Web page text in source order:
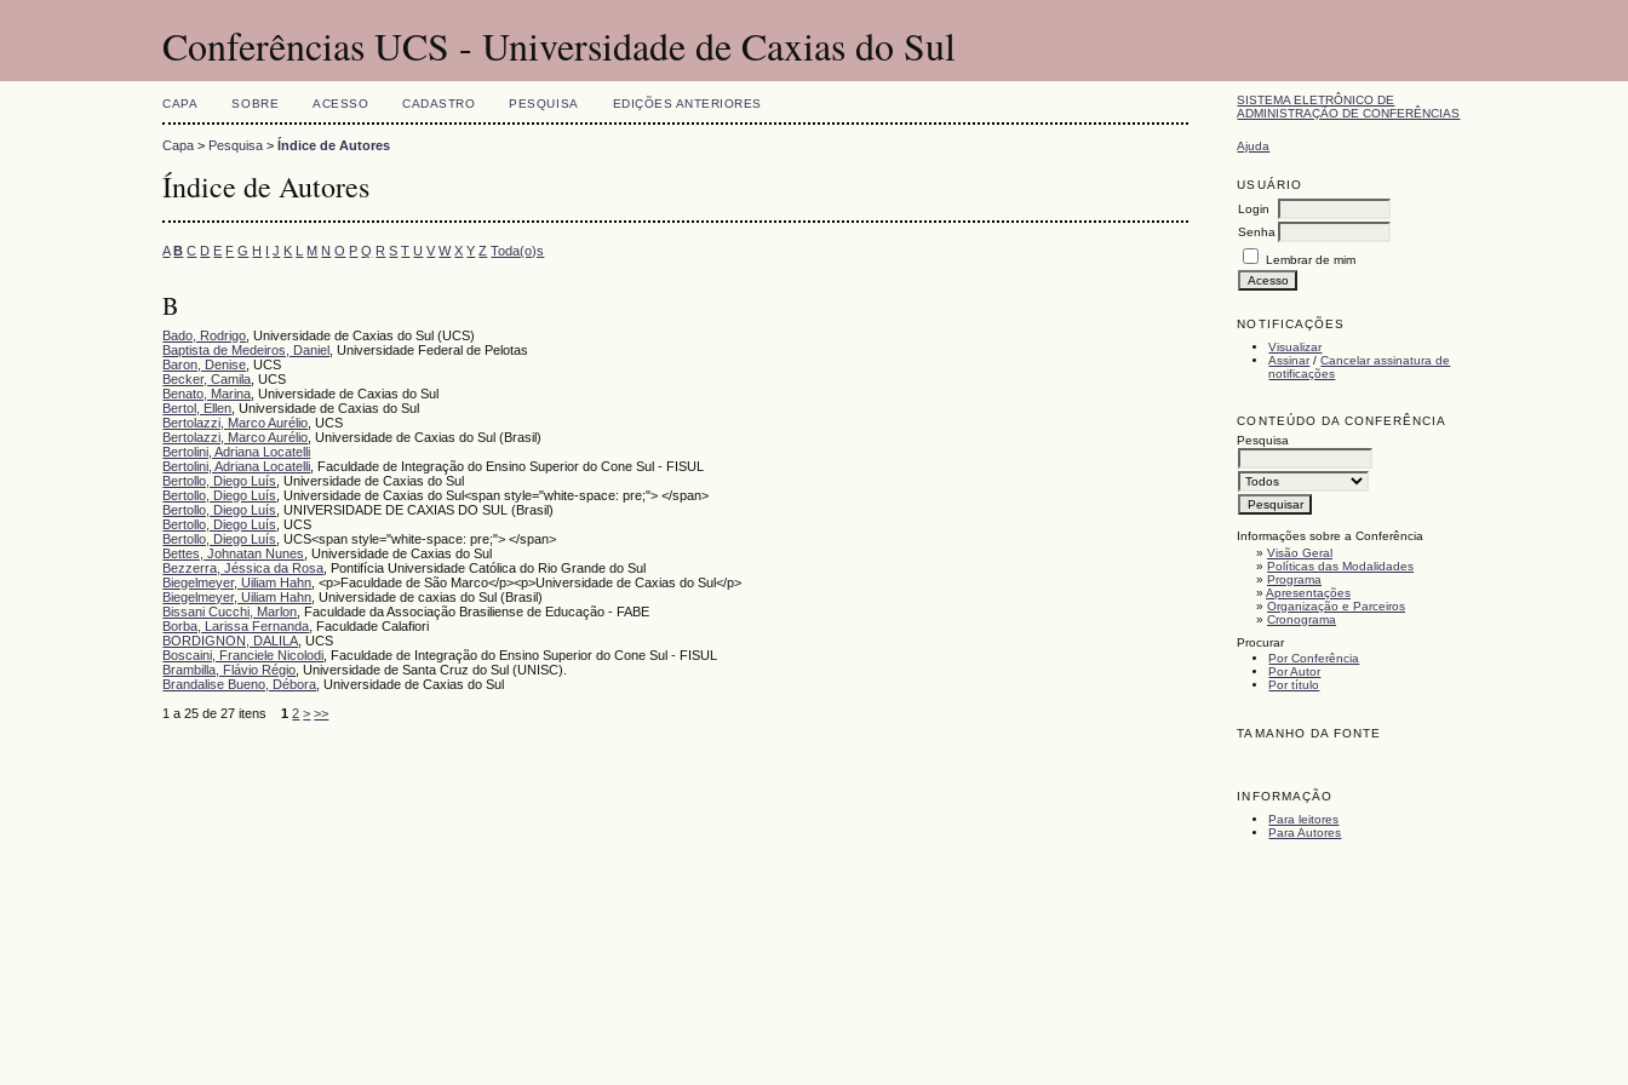
Conferências UCS - Universidade de Caxias do Sul
SISTEMA ELETRÔNICO DE
ADMINISTRAÇÃO DE CONFERÊNCIAS
Ajuda
USUÁRIO
Login
Senha
Lembrar de mim
NOTIFICAÇÕES
Visualizar
Assinar/Cancelar assinatura de
notificações
CONTEÚDO DA CONFERÊNCIA
Pesquisa
Informações sobre a Conferência
»Visão Geral
»Políticas das Modalidades
»Programa
»Apresentações
»Organização e Parceiros
»Cronograma
Procurar
Por Conferência
Por Autor
Por título
TAMANHO DA FONTE
INFORMAÇÃO
Para leitores
Para Autores
CAPA SOBRE ACESSO CADASTRO PESQUISA EDIÇÕES ANTERIORES
Capa > Pesquisa >Índice de Autores
Índice de Autores
A B C D E F G H I J K L M N O P Q R S T U V W X Y Z Toda(o)s
B
Bado, Rodrigo , Universidade de Caxias do Sul (UCS)
Baptista de Medeiros, Daniel
, Universidade Federal de Pelotas
Baron, Denise , UCS
Becker, Camila , UCS
Benato, Marina , Universidade de Caxias do Sul
Bertol, Ellen , Universidade de Caxias do Sul
Bertolazzi, Marco Aurélio , UCS
Bertolazzi, Marco Aurélio , Universidade de Caxias do Sul (Brasil)
Bertolini, Adriana Locatelli
Bertolini, Adriana Locatelli , Faculdade de Integração do Ensino Superior do Cone Sul - FISUL
Bertollo, Diego Luís , Universidade de Caxias do Sul
Bertollo, Diego Luís , Universidade de Caxias do Sul<span style="white-space: pre;"> </span>
Bertollo, Diego Luís , UNIVERSIDADE DE CAXIAS DO SUL (Brasil)
Bertollo, Diego Luís , UCS
Bertollo, Diego Luís , UCS<span style="white-space: pre;"> </span>
Bettes, Johnatan Nunes , Universidade de Caxias do Sul
Bezzerra, Jéssica da Rosa , Pontifícia Universidade Católica do Rio Grande do Sul
Biegelmeyer, Uiliam Hahn , <p>Faculdade de São Marco</p><p>Universidade de Caxias do Sul</p>
Biegelmeyer, Uiliam Hahn , Universidade de caxias do Sul (Brasil)
Bissani Cucchi, Marlon , Faculdade da Associação Brasiliense de Educação - FABE
Borba, Larissa Fernanda , Faculdade Calafiori
BORDIGNON, DALILA , UCS
Boscaini, Franciele Nicolodi , Faculdade de Integração do Ensino Superior do Cone Sul - FISUL
Brambilla, Flávio Régio , Universidade de Santa Cruz do Sul (UNISC).
Brandalise Bueno, Débora , Universidade de Caxias do Sul
1 a 25 de 27 itens1 2 > >>